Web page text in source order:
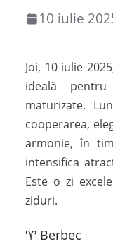
10 iulie
Joi, 10 iulie
ideală
maturizate.
cooperarea,
armonie, în
intensifica
Este o zi
ziduri.
♈ Berbec